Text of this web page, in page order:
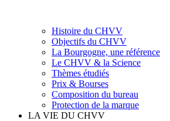
Histoire du CHVV
Objectifs du CHVV
La Bourgogne, une référence
Le CHVV & la Science
Thèmes étudiés
Prix & Bourses
Composition du bureau
Protection de la marque
LA VIE DU CHVV